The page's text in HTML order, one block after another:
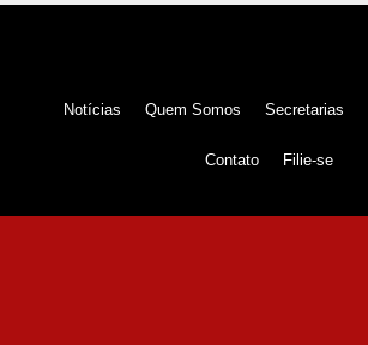
Notícias Quem Somos Secretarias
Contato Filie-se